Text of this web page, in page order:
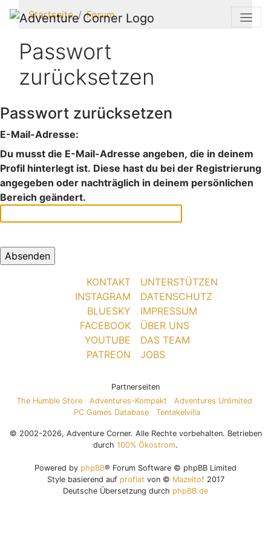
Startseite Forum
Passwort
zurücksetzen
Passwort zurücksetzen
E-Mail-Adresse:
Du musst die E-Mail-Adresse angeben, die in deinem
Profil hinterlegt ist. Diese hast du bei der Registrierung
angegeben oder nachträglich in deinem persönlichen
Bereich geändert.
KONTAKT
INSTAGRAM
BLUESKY
FACEBOOK
YOUTUBE
PATREON
UNTERSTÜTZEN
DATENSCHUTZ
IMPRESSUM
ÜBER UNS
DAS TEAM
JOBS
Partnerseiten
The Humble Store
Adventures-Kompakt
Adventures Unlimited
PC Games Database
Tentakelvilla
© 2002-2026, Adventure Corner. Alle Rechte vorbehalten. Betrieben
durch 100% Ökostrom.
Powered by phpBB® Forum Software © phpBB Limited
Style basierend auf proflat von © Mazeltof2017
Deutsche Übersetzung durch phpBB.de